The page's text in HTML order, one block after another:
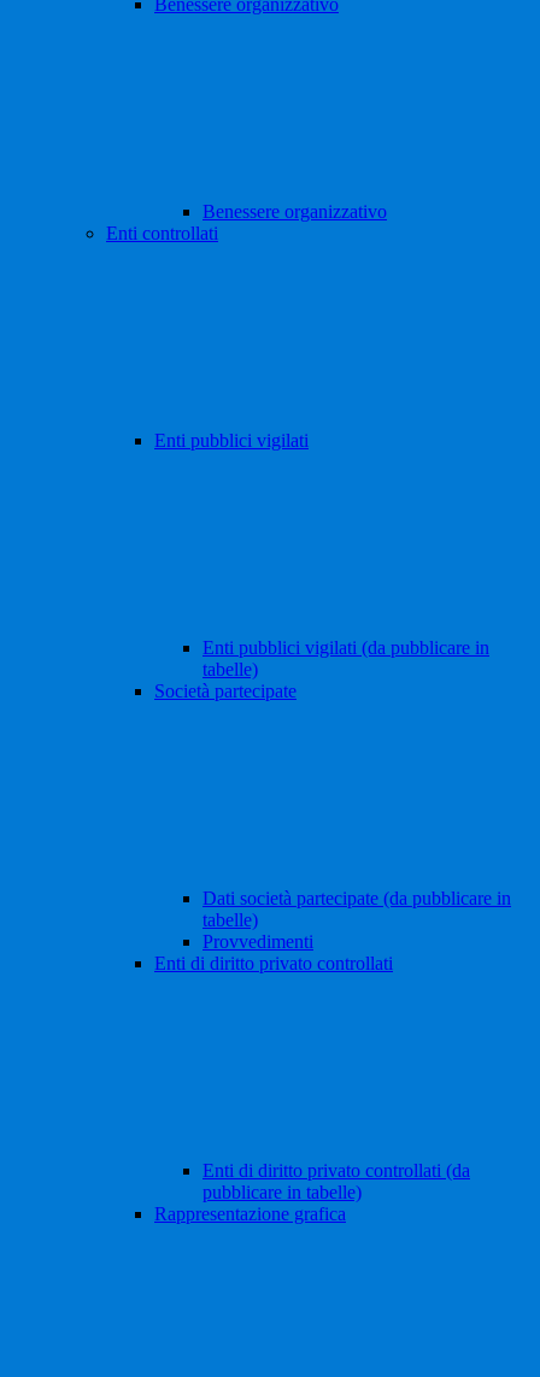
Benessere organizzativo
Benessere organizzativo
Enti controllati
Enti pubblici vigilati
Enti pubblici vigilati (da pubblicare in
tabelle)
Società partecipate
Dati società partecipate (da pubblicare in
tabelle)
Provvedimenti
Enti di diritto privato controllati
Enti di diritto privato controllati (da
pubblicare in tabelle)
Rappresentazione grafica